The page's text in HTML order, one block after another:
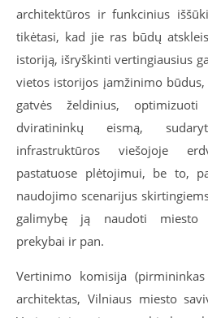
architektūros ir funkcinius
tikėtasi, kad jie ras būdų
istoriją, išryškinti vertingiausius
vietos istorijos įamžinimo
gatvės želdinius, optimizuoti
dviratininkų eismą,
infrastruktūros viešojoje
pastatuose plėtojimui, be to,
naudojimo scenarijus
galimybę ją naudoti miesto
prekybai ir pan.
Vertinimo komisija
architektas, Vilniaus miesto